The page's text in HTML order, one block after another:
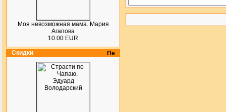
Моя невозможная мама. Мария
Агапова
10.00 EUR
Скидки